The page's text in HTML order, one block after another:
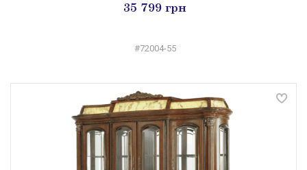
35 799 грн
#72004-55